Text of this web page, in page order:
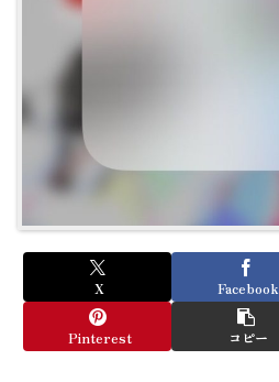
X Facebook
Pinterest コピー